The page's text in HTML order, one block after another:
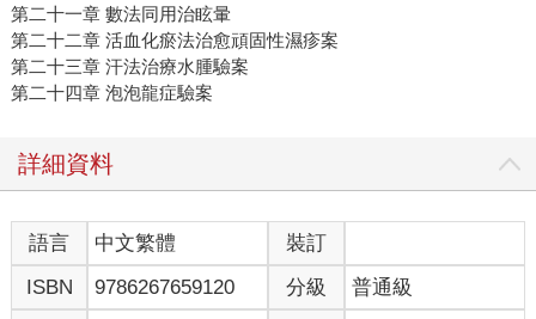
第二十一章 數法同用治眩暈
第二十二章 活血化瘀法治愈頑固性濕疹案
第二十三章 汗法治療水腫驗案
第二十四章 泡泡龍症驗案
詳細資料
語言 中文繁體
裝訂
ISBN
9786267659120 分級 普通級